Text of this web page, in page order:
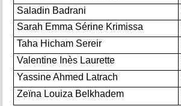
Saladin Badrani
Sarah Emma Sérine Krimissa
Taha Hicham Sereir
Valentine Inès Laurette
Yassine Ahmed Latrach
Zeïna Louiza Belkhadem